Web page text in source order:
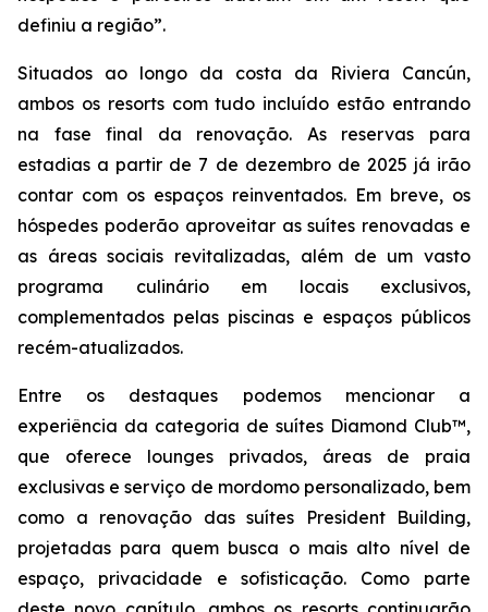
definiu a região”.
Situados ao longo da costa da Riviera Cancún,
ambos os resorts com tudo incluído estão entrando
na fase final da renovação. As reservas para
estadias a partir de 7 de dezembro de 2025 já irão
contar com os espaços reinventados. Em breve, os
hóspedes poderão aproveitar as suítes renovadas e
as áreas sociais revitalizadas, além de um vasto
programa culinário em locais exclusivos,
complementados pelas piscinas e espaços públicos
recém-atualizados.
Entre os destaques podemos mencionar a
experiência da categoria de suítes Diamond Club™,
que oferece lounges privados, áreas de praia
exclusivas e serviço de mordomo personalizado, bem
como a renovação das suítes President Building,
projetadas para quem busca o mais alto nível de
espaço, privacidade e sofisticação. Como parte